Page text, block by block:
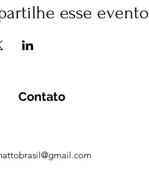
esse evento
Contato